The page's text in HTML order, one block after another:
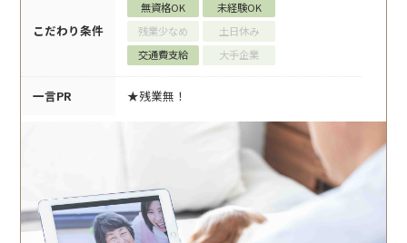
こだわり条件
無資格OK
未経験OK
残業少なめ
土日休み
交通費支給
大手企業
一言PR ★残業無！